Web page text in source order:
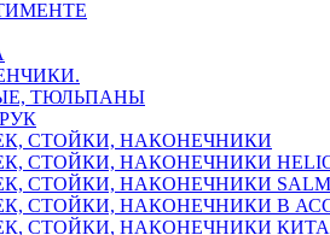
ТЮЛЬПАНЫ
СТОЙКИ, НАКОНЕЧНИКИ
СТОЙКИ, НАКОНЕЧНИКИ
СТОЙКИ, НАКОНЕЧНИКИ
СТОЙКИ, НАКОНЕЧНИКИ В
СТОЙКИ, НАКОНЕЧНИКИ